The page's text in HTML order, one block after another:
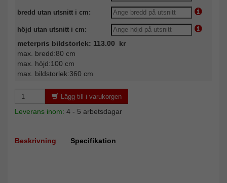
bredd utan utsnitt i cm:
höjd utan utsnitt i cm:
meterpris bildstorlek: 113.00 kr
max. bredd:80 cm
max. höjd:100 cm
max. bildstorlek:360 cm
Lägg till i varukorgen
Leverans inom: 4 - 5 arbetsdagar
Beskrivning Specifikation